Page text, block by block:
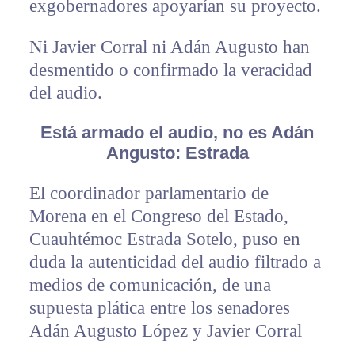
exgobernadores apoyarían su proyecto.
Ni Javier Corral ni Adán Augusto han
desmentido o confirmado la veracidad
del audio.
Está armado el audio, no es Adán
Angusto: Estrada
El coordinador parlamentario de
Morena en el Congreso del Estado,
Cuauhtémoc Estrada Sotelo, puso en
duda la autenticidad del audio filtrado a
medios de comunicación, de una
supuesta plática entre los senadores
Adán Augusto López y Javier Corral